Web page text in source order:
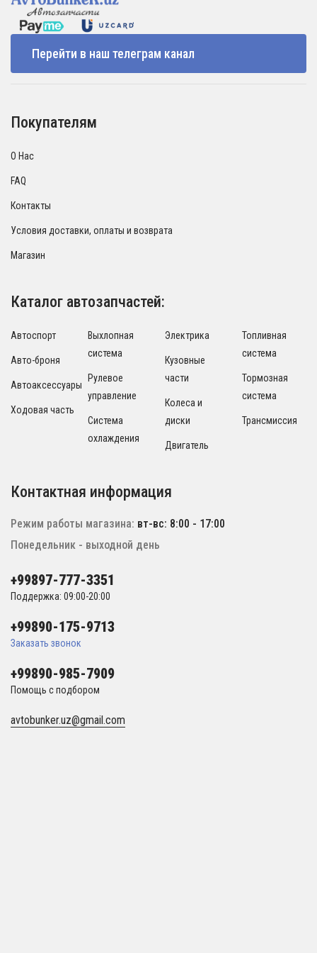
Перейти в наш телеграм канал
Покупателям
О Нас
FAQ
Контакты
Условия доставки, оплаты и возврата
Магазин
Каталог автозапчастей:
Автоспорт
Авто-броня
Автоаксессуары
Ходовая часть
Выхлопная
система
Рулевое
управление
Система
охлаждения
Электрика
Кузовные
части
Колеса и
диски
Двигатель
Топливная
система
Тормозная
система
Трансмиссия
Контактная информация
Режим работы магазина: вт-вс: 8:00 - 17:00
Понедельник - выходной день
+99897-777-3351
Поддержка: 09:00-20:00
+99890-175-9713
Заказать звонок
+99890-985-7909
Помощь с подбором
avtobunker.uz@gmail.com